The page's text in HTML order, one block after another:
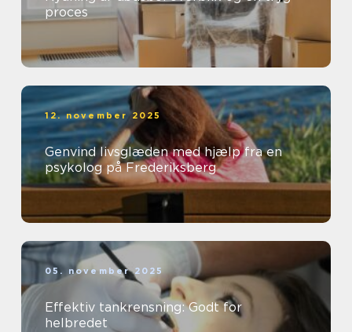
proces
12. november 2025
Genvind livsglæden med hjælp fra en
psykolog på Frederiksberg
05. november 2025
Effektiv tankrensning: Godt for
helbredet